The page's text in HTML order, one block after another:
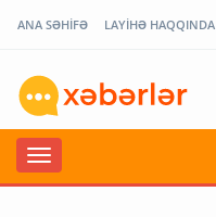
ANA SƏHİFƏ LAYİHƏ HAQQINDA